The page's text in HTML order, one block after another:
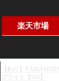
楽天市場
【釣り】
ブライト【510】